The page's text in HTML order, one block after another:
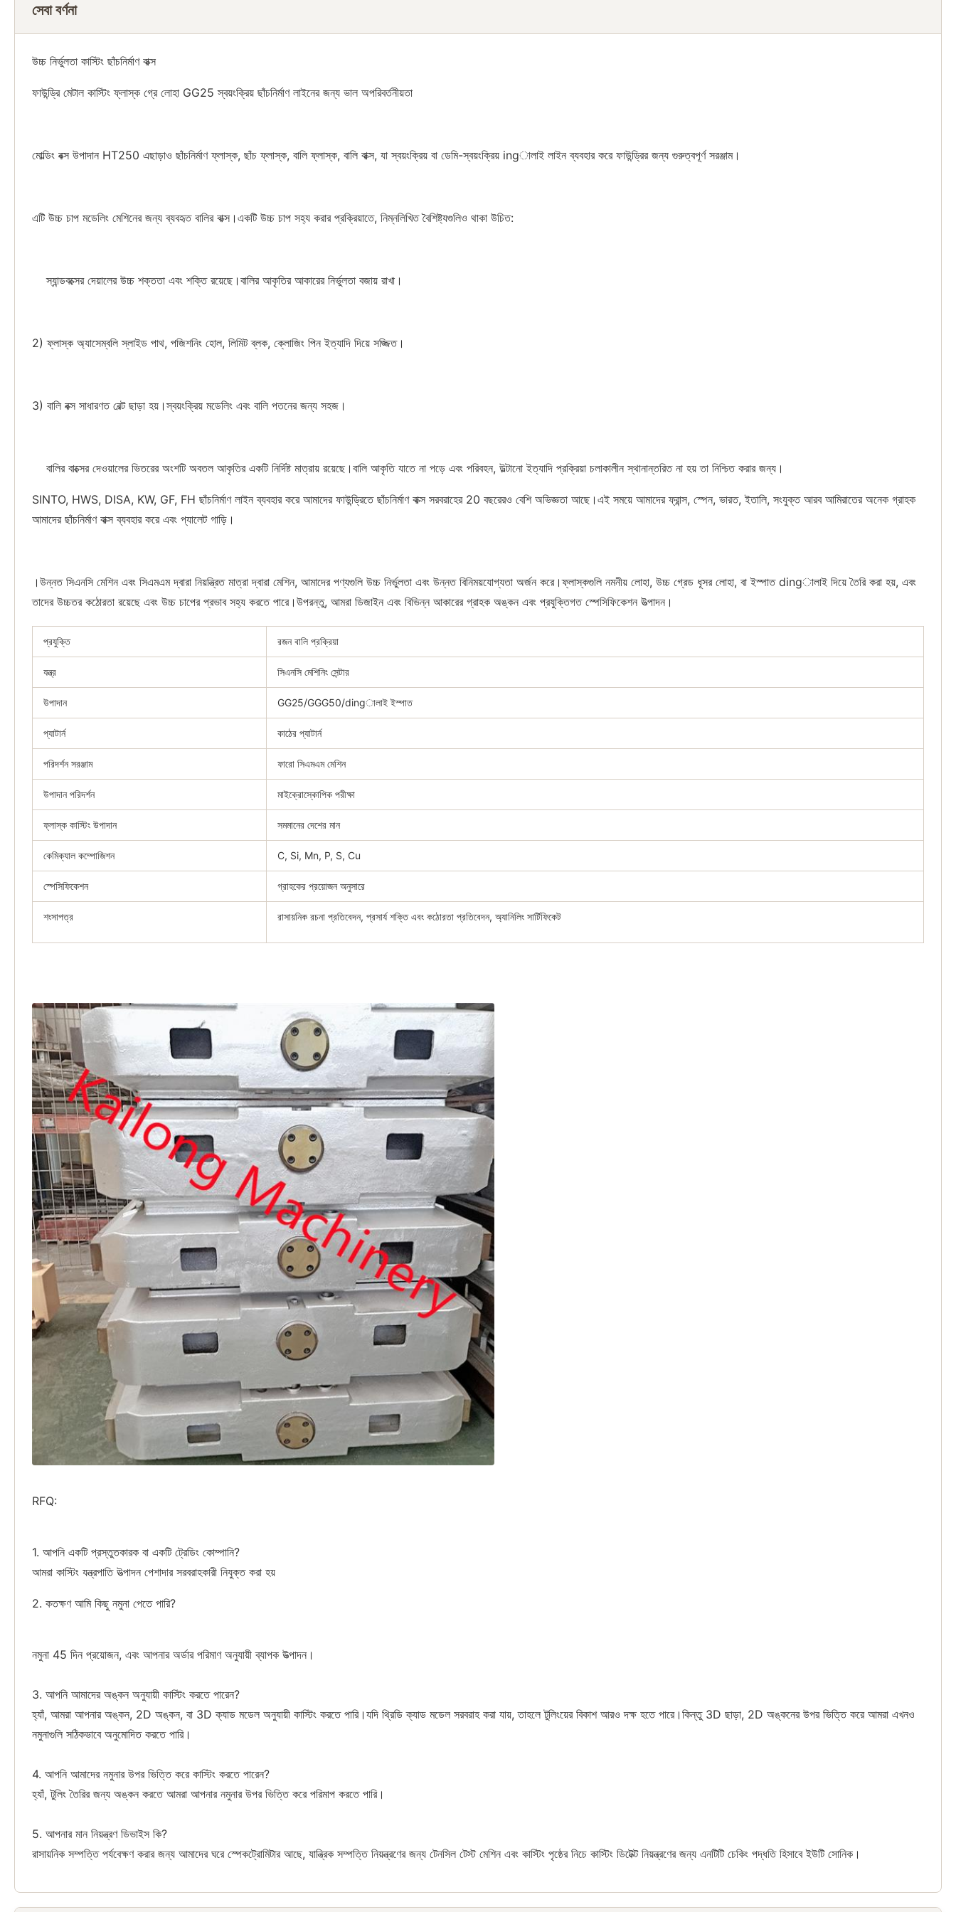
সেবা বর্ণনা
উচ্চ নির্ভুলতা কাস্টিং ছাঁচনির্মাণ বাক্স
ফাউন্ড্রি মেটাল কাস্টিং ফ্লাস্ক গ্রে লোহা GG25 স্বয়ংক্রিয় ছাঁচনির্মাণ লাইনের জন্য ভাল অপরিবর্তনীয়তা
মোল্ডিং বক্স উপাদান HT250 এছাড়াও ছাঁচনির্মাণ ফ্লাস্ক, ছাঁচ ফ্লাস্ক, বালি ফ্লাস্ক, বালি বাক্স, যা স্বয়ংক্রিয় বা ডেমি-স্বয়ংক্রিয় ingালাই লাইন ব্যবহার করে ফাউন্ড্রির জন্য গুরুত্বপূর্ণ সরঞ্জাম।
এটি উচ্চ চাপ মডেলিং মেশিনের জন্য ব্যবহৃত বালির বাক্স।একটি উচ্চ চাপ সহ্য করার প্রক্রিয়াতে, নিম্নলিখিত বৈশিষ্ট্যগুলিও থাকা উচিত:
স্যান্ডবক্সের দেয়ালের উচ্চ শক্ততা এবং শক্তি রয়েছে।বালির আকৃতির আকারের নির্ভুলতা বজায় রাখা।
2) ফ্লাস্ক অ্যাসেম্বলি স্লাইড পাথ, পজিশনিং হোল, লিমিট ব্লক, ক্লোজিং পিন ইত্যাদি দিয়ে সজ্জিত।
3) বালি বক্স সাধারণত বেল্ট ছাড়া হয়।স্বয়ংক্রিয় মডেলিং এবং বালি পতনের জন্য সহজ।
বালির বাক্সের দেওয়ালের ভিতরের অংশটি অবতল আকৃতির একটি নির্দিষ্ট মাত্রায় রয়েছে।বালি আকৃতি যাতে না পড়ে এবং পরিবহন, উল্টানো ইত্যাদি প্রক্রিয়া চলাকালীন স্থানান্তরিত না হয় তা নিশ্চিত করার জন্য।
SINTO, HWS, DISA, KW, GF, FH ছাঁচনির্মাণ লাইন ব্যবহার করে আমাদের ফাউন্ড্রিতে ছাঁচনির্মাণ বাক্স সরবরাহের 20 বছরেরও বেশি অভিজ্ঞতা আছে।এই সময়ে আমাদের ফ্রান্স, স্পেন, ভারত, ইতালি, সংযুক্ত আরব আমিরাতের অনেক গ্রাহক
আমাদের ছাঁচনির্মাণ বাক্স ব্যবহার করে এবং প্যালেট গাড়ি।
।উন্নত সিএনসি মেশিন এবং সিএমএম দ্বারা নিয়ন্ত্রিত মাত্রা দ্বারা মেশিন, আমাদের পণ্যগুলি উচ্চ নির্ভুলতা এবং উন্নত বিনিময়যোগ্যতা অর্জন করে।ফ্লাস্কগুলি নমনীয় লোহা, উচ্চ গ্রেড ধূসর লোহা, বা ইস্পাত dingালাই দিয়ে তৈরি করা হয়, এবং
তাদের উচ্চতর কঠোরতা রয়েছে এবং উচ্চ চাপের প্রভাব সহ্য করতে পারে।উপরন্তু, আমরা ডিজাইন এবং বিভিন্ন আকারের গ্রাহক অঙ্কন এবং প্রযুক্তিগত স্পেসিফিকেশন উত্পাদন।
প্রযুক্তি রজন বালি প্রক্রিয়া
যন্ত্র সিএনসি মেশিনিং সেন্টার
উপাদান GG25/GGG50/dingালাই ইস্পাত
প্যাটার্ন কাঠের প্যাটার্ন
পরিদর্শন সরঞ্জাম ফারো সিএমএম মেশিন
উপাদান পরিদর্শন মাইক্রোস্কোপিক পরীক্ষা
ফ্লাস্ক কাস্টিং উপাদান সমমানের দেশের মান
কেমিক্যাল কম্পোজিশন C, Si, Mn, P, S, Cu
স্পেসিফিকেশন গ্রাহকের প্রয়োজন অনুসারে
শংসাপত্র রাসায়নিক রচনা প্রতিবেদন, প্রসার্য শক্তি এবং কঠোরতা প্রতিবেদন, অ্যানিলিং সার্টিফিকেট
RFQ:
1. আপনি একটি প্রস্তুতকারক বা একটি ট্রেডিং কোম্পানি?
আমরা কাস্টিং যন্ত্রপাতি উত্পাদন পেশাদার সরবরাহকারী নিযুক্ত করা হয়
2. কতক্ষণ আমি কিছু নমুনা পেতে পারি?
নমুনা 45 দিন প্রয়োজন, এবং আপনার অর্ডার পরিমাণ অনুযায়ী ব্যাপক উত্পাদন।
3. আপনি আমাদের অঙ্কন অনুযায়ী কাস্টিং করতে পারেন?
হ্যাঁ, আমরা আপনার অঙ্কন, 2D অঙ্কন, বা 3D ক্যাড মডেল অনুযায়ী কাস্টিং করতে পারি।যদি থ্রিডি ক্যাড মডেল সরবরাহ করা যায়, তাহলে টুলিংয়ের বিকাশ আরও দক্ষ হতে পারে।কিন্তু 3D ছাড়া, 2D অঙ্কনের উপর ভিত্তি করে আমরা এখনও
নমুনাগুলি সঠিকভাবে অনুমোদিত করতে পারি।
4. আপনি আমাদের নমুনার উপর ভিত্তি করে কাস্টিং করতে পারেন?
হ্যাঁ, টুলিং তৈরির জন্য অঙ্কন করতে আমরা আপনার নমুনার উপর ভিত্তি করে পরিমাপ করতে পারি।
5. আপনার মান নিয়ন্ত্রণ ডিভাইস কি?
রাসায়নিক সম্পত্তি পর্যবেক্ষণ করার জন্য আমাদের ঘরে স্পেকট্রোমিটার আছে, যান্ত্রিক সম্পত্তি নিয়ন্ত্রণের জন্য টেনসিল টেস্ট মেশিন এবং কাস্টিং পৃষ্ঠের নিচে কাস্টিং ডিটেক্ট নিয়ন্ত্রণের জন্য এনটিটি চেকিং পদ্ধতি হিসাবে ইউটি সোনিক।